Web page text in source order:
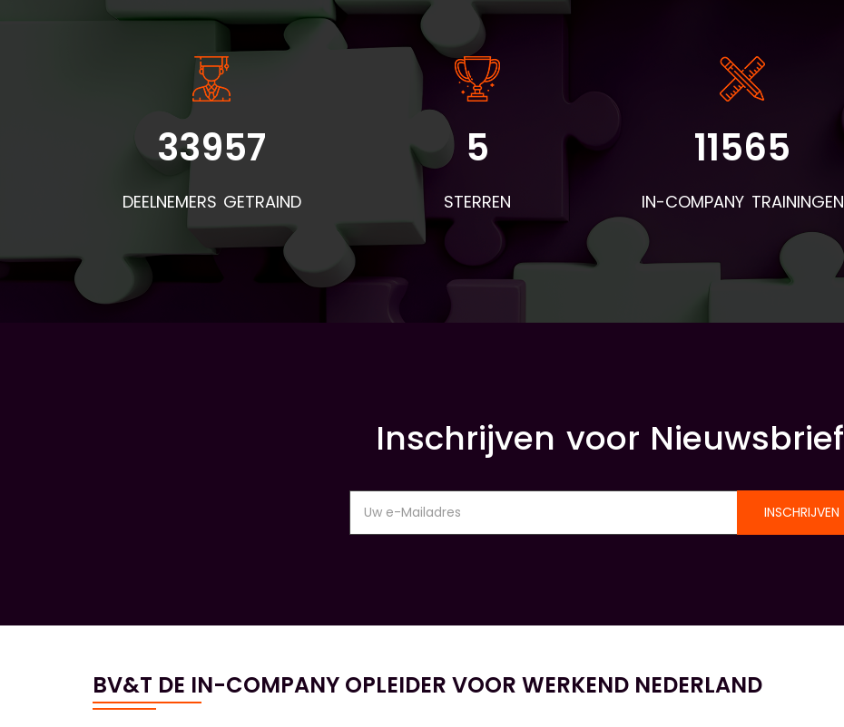
33957
DEELNEMERS GETRAIND
5
STERREN
11565
IN-COMPANY TRAININGEN
Inschrijven voor Nieuwsbrief
INSCHRIJVEN
BV&T DE IN-COMPANY OPLEIDER VOOR WERKEND NEDERLAND